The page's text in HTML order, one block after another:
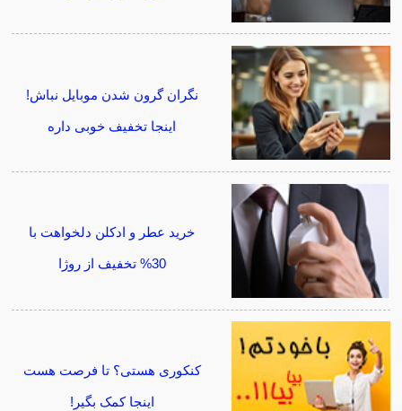
نگران گرون شدن موبایل نباش!
اینجا تخفیف خوبی داره
خرید عطر و ادکلن دلخواهت با
30% تخفیف از روژا
کنکوری هستی؟ تا فرصت هست
اینجا کمک بگیر!